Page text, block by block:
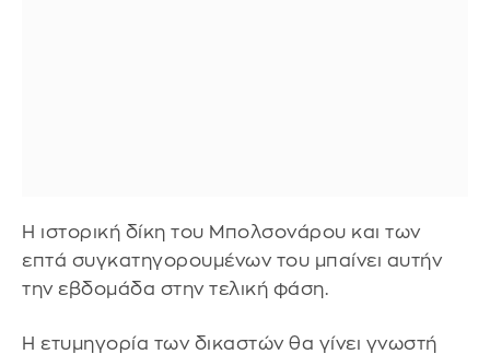
Η ιστορική δίκη του Μπολσονάρου και των
επτά συγκατηγορουμένων του μπαίνει αυτήν
την εβδομάδα στην τελική φάση.
Η ετυμηγορία των δικαστών θα γίνει γνωστή